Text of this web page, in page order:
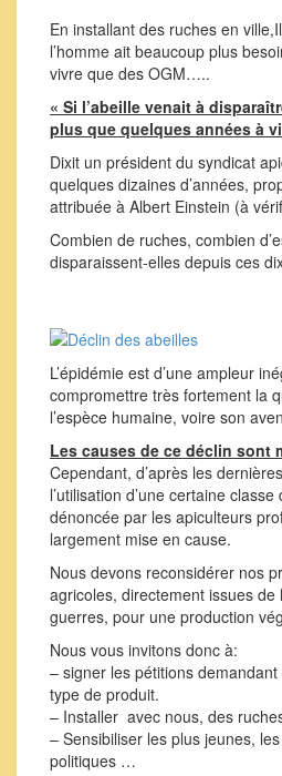
En installant des ruches en
l’homme ait beaucoup plus
vivre que des OGM…..
« Si l’abeille venait à
plus que quelques années à
Dixit un président du syndicat
quelques dizaines d’années,
attribuée à Albert Einstein (à
Combien de ruches, combien
disparaissent-elles depuis ces
L’épidémie est d’une ampleur
compromettre très fortement la
l’espèce humaine, voire son
Les causes de ce déclin sont
Cependant, d’après les
l’utilisation d’une certaine
dénoncée par les apiculteurs
largement mise en cause.
Nous devons reconsidérer nos
agricoles, directement issues de
guerres, pour une production
Nous vous invitons donc à:
– signer les pétitions demandant
type de produit.
– Installer avec nous, des
– Sensibiliser les plus jeunes,
politiques …